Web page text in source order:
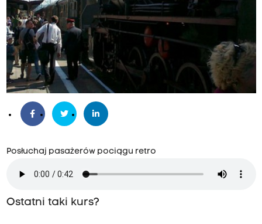
Posłuchaj pasażerów pociągu retro
Ostatni taki kurs?